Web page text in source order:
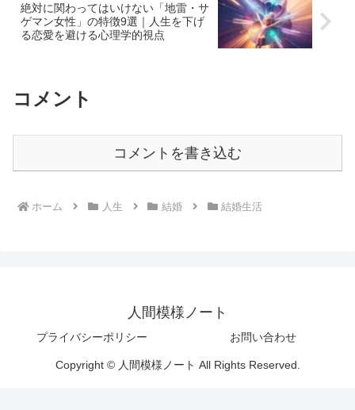
絶対に関わってはいけない「地雷・サ
ゲマン女性」の特徴9選｜人生を下げ
る恋愛を避ける心理学的視点
コメント
コメントを書き込む
ホーム 人生 結婚 結婚生活
人間模様ノート
プライバシーポリシー お問い合わせ
Copyright © 人間模様ノート All Rights Reserved.